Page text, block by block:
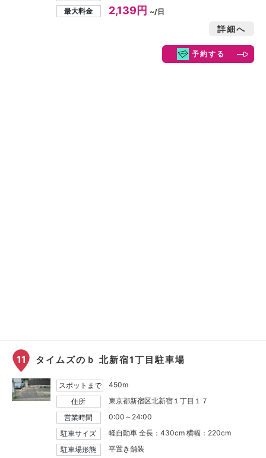
最大料金
2,139円 ~/日
詳細へ
予約する
11 タイムズのｂ 北新宿1丁目駐車場
スポットまで
450m
住所
東京都新宿区北新宿１丁目１７
営業時間
0:00～24:00
駐車サイズ
軽自動車 全長：430cm 横幅：220cm
駐車場形態
平置き舗装